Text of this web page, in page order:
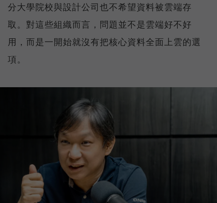
分大學院校與設計公司也不希望資料被雲端存
取。對這些組織而言，問題並不是雲端好不好
用，而是一開始就沒有把核心資料全面上雲的選
項。